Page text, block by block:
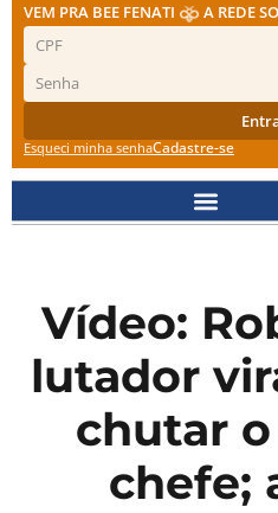
VEM PRA BEE FENATI A REDE
Esqueci minha senhaCadastre-se
Vídeo:
lutador
chutar
chefe;